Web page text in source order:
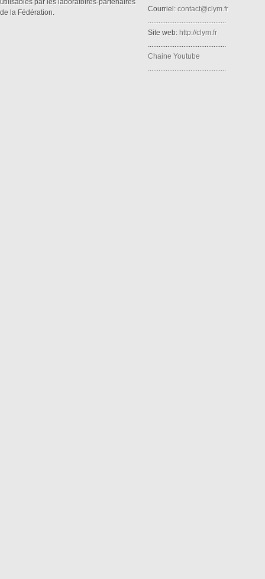
utilisables par les laboratoires-partenaires
de la Fédération.
Courriel: contact@clym.fr
............................................
Site web: http://clym.fr
............................................
Chaine Youtube
............................................